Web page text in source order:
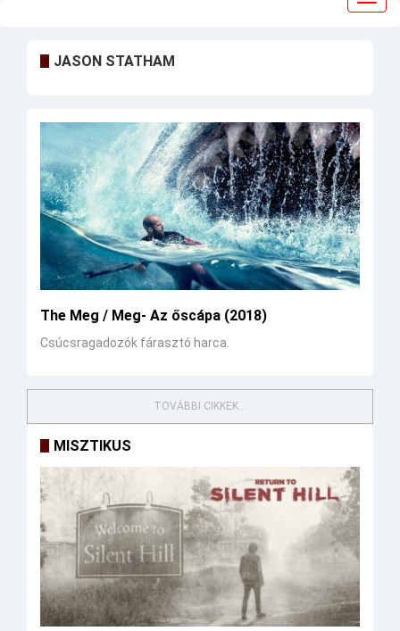
JASON STATHAM
The Meg / Meg- Az őscápa (2018)
Csúcsragadozók fárasztó harca.
TOVÁBBI CIKKEK...
MISZTIKUS